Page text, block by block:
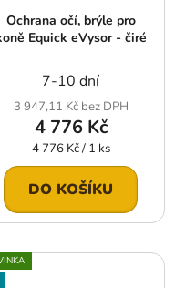
Ochrana očí, brýle pro
Equick eVysor - čiré
7-10 dní
3 947,11 Kč bez DPH
4 776 Kč
Měrná
cena:
4 776 Kč / 1 ks
DO KOŠÍKU